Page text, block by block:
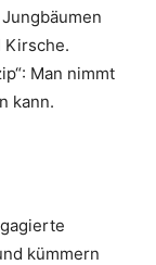
Kirsche.
Man nimmt
kann.
kümmern